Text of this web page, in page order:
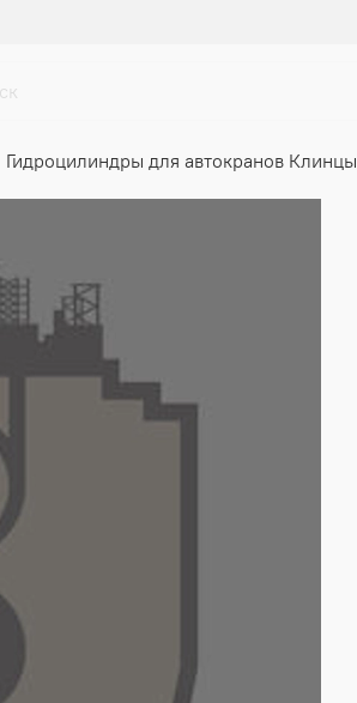
Гидроцилиндры для автокранов Клинцы